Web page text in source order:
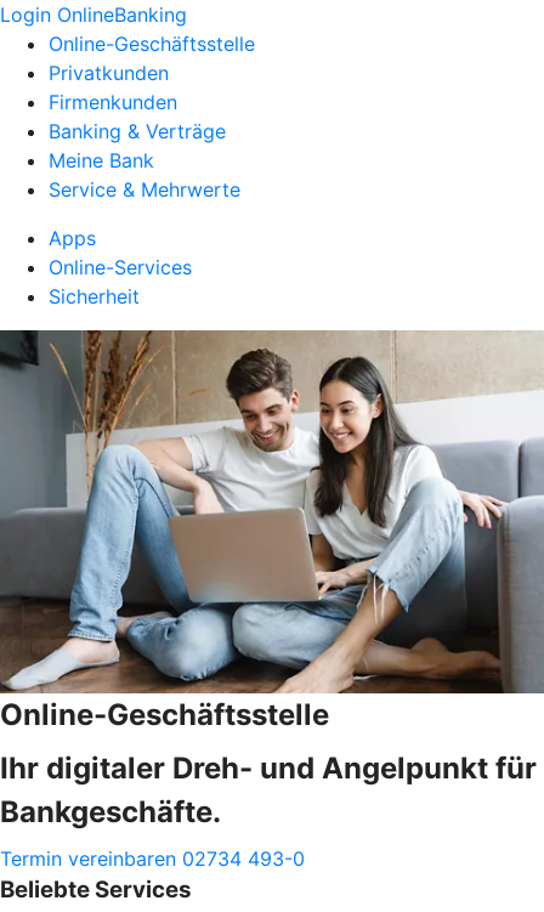
Login OnlineBanking
Online-Geschäftsstelle
Privatkunden
Firmenkunden
Banking & Verträge
Meine Bank
Service & Mehrwerte
Apps
Online-Services
Sicherheit
Online-Geschäftsstelle
Ihr digitaler Dreh- und Angelpunkt für
Bankgeschäfte.
Termin vereinbaren 02734 493-0
Beliebte Services